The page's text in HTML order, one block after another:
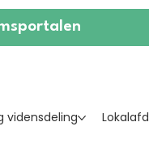
vidensdeling